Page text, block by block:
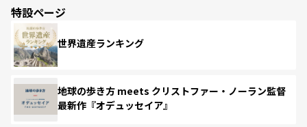
特設ページ
世界遺産ランキング
地球の歩き方 meets クリストファー・ノーラン監督
最新作『オデュッセイア』